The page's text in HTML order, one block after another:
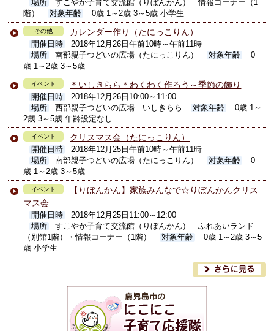
場所
すこやか子育て交流館（りぼんかん） 情報コーナー（1
階）
対象年齢 0歳 1～2歳 3～5歳 小学生
その他 カレンダー作り（たにっこりん）
開催日時
2018年12月26日午前10時～午前11時
場所
南部親子つどいの広場（たにっこりん） 対象年齢
0
歳 1～2歳 3～5歳
イベント ＊いしきらら＊わくわく作ろう～季節の飾り
開催日時
2018年12月26日10:00～11:00
場所
西部親子つどいの広場 いしきらら 対象年齢
0歳 1～
2歳 3～5歳 年齢設定なし
イベント クリスマス会（たにっこりん）
開催日時
2018年12月25日午前10時～午前11時
場所
南部親子つどいの広場（たにっこりん） 対象年齢
0
歳 1～2歳 3～5歳
イベント
【りぼんかん】家族みんなで☆りぼんかんクリス
マス会
開催日時
2018年12月25日11:00～12:00
場所
すこやか子育て交流館（りぼんかん） ふれあいランド
（別館1階）・情報コーナー（1階）
対象年齢
0歳 1～2歳 3～5
歳 小学生